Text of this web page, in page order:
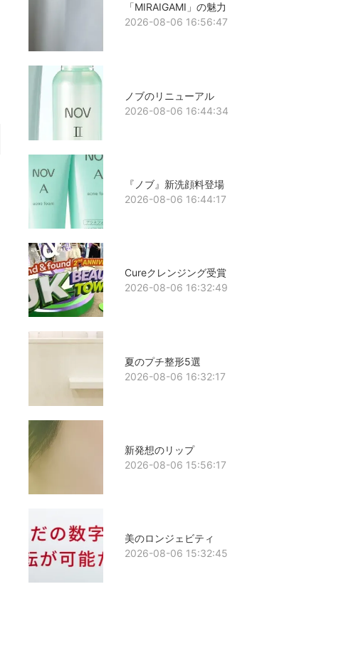
「MIRAIGAMI」の魅力
2026-08-06 16:56:47
ノブのリニューアル
2026-08-06 16:44:34
『ノブ』新洗顔料登場
2026-08-06 16:44:17
Cureクレンジング受賞
2026-08-06 16:32:49
夏のプチ整形5選
2026-08-06 16:32:17
新発想のリップ
2026-08-06 15:56:17
美のロンジェビティ
2026-08-06 15:32:45